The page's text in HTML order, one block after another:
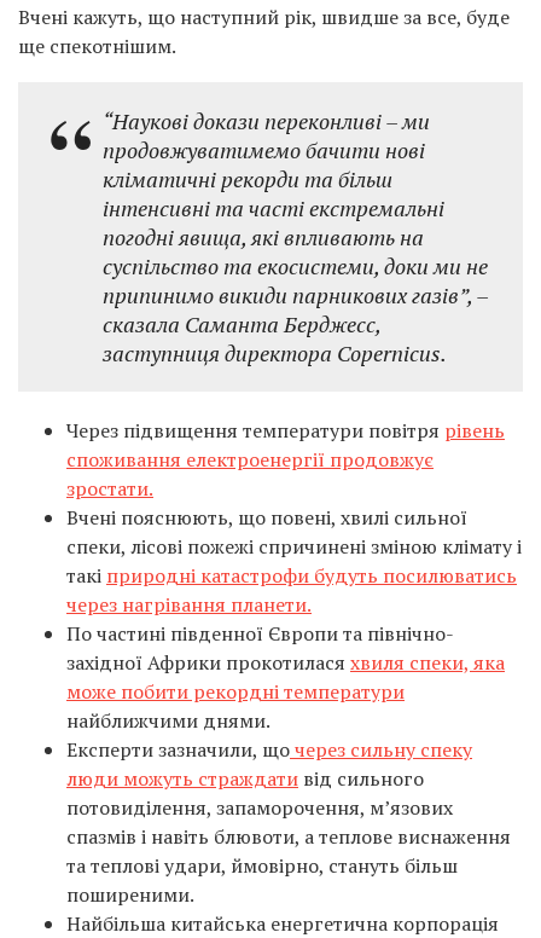
Вчені кажуть, що наступний рік, швидше за все, буде
ще спекотнішим.
“Наукові докази переконливі – ми
продовжуватимемо бачити нові
кліматичні рекорди та більш
інтенсивні та часті екстремальні
погодні явища, які впливають на
суспільство та екосистеми, доки ми не
припинимо викиди парникових газів”, –
сказала Саманта Берджесс,
заступниця директора Copernicus.
Через підвищення температури повітря рівень
споживання електроенергії продовжує
зростати.
Вчені пояснюють, що повені, хвилі сильної
спеки, лісові пожежі спричинені зміною клімату і
такі природні катастрофи будуть посилюватись
через нагрівання планети.
По частині південної Європи та північно-
західної Африки прокотилася хвиля спеки, яка
може побити рекордні температури
найближчими днями.
Експерти зазначили, щочерез сильну спеку
люди можуть страждати від сильного
потовиділення, запаморочення, м’язових
спазмів і навіть блювоти, а теплове виснаження
та теплові удари, ймовірно, стануть більш
поширеними.
Найбільша китайська енергетична корпорація